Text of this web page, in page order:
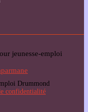
jeunesse-emploi
Drummond
confidentialité